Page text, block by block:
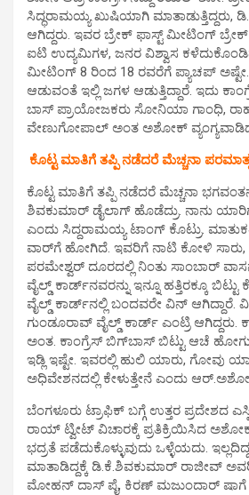
ಸಿದ್ಧರಾಮಯ್ಯ ಖುಷಿಯಾಗಿ
ಆಗಿದ್ದರು. ಇವರ ಬ್ರೇಕ್ ಫಾಸ್ಟ್ ಮೀಟಿಂಗ್
ಐಟಿ ಉದ್ಯಮಿಗಳ, ಜನರ ವಿಶ್ವಾಸ
ಮೀಟಿಂಗ್ 8 ರಿಂದ 18 ರವರೆಗೆ ಪ್ಯಾಚಪ್
ಆಡುವಂತೆ ಇಲ್ಲಿ ಜಗಳ ಆಡುತ್ತಿದ್ದಾರೆ. ಇದು
ಬಾಸ್ ಪ್ರಾಯೋಜಕರು ಸೋನಿಯಾ ಗಾಂಧಿ,
ವೇಣುಗೋಪಾಲ್ ಅಂತ ಅಶೋಕ್
ಕೊಟ್ಟ ಮಾತಿಗೆ ತಪ್ಪಿ ನಡೆದರೆ ಮೆಚ್ಚನಾ
ಕೊಟ್ಟ ಮಾತಿಗೆ ತಪ್ಪಿ ನಡೆದರೆ ಮೆಚ್ಚನಾ
ಶಿವಕುಮಾರ್ ಡೈಲಾಗ್ ಹೊಡೆದ್ರು. ನಾನು
ಎಂದು ಸಿದ್ದರಾಮಯ್ಯ ಟಾಂಗ್ ಕೊಟ್ರು.
ವಾರ್‌ಗೆ ಹೋಗಿದೆ. ಇವರಿಗೆ ನಾಟಿ ಕೋಳಿ ಸಾರು,
ಪರಮೇಶ್ವರ್ ದೂರದಲ್ಲಿ ನಿಂತು ಸಾಂಬಾರ್
ವೈಲ್ಡ್ ಕಾರ್ಡ್‌ನವರನ್ನು ಇನ್ನೂ ಹತ್ತಿರಕ್ಕೂ
ವೈಲ್ಡ್ ಕಾರ್ಡ್‌ನಲ್ಲಿ ಬಂದವರೇ ವಿನ್ ಆಗಿದ್ದಾರೆ.
ಗುಂಡೂರಾವ್ ವೈಲ್ಡ್ ಕಾರ್ಡ್ ಎಂಟ್ರಿ ಆಗಿದ್ದರು.
ಅಂತ. ಕಾಂಗ್ರೆಸ್ ಬಿಗ್‌ಬಾಸ್ ಬಿಟ್ಟು ಆಚೆ
ಇಡ್ಲಿ ಇಷ್ಟೇ. ಇವರಲ್ಲಿ ಹುಲಿ ಯಾರು, ಗೋವು
ಅಧಿವೇಶನದಲ್ಲಿ ಕೇಳುತ್ತೇನೆ ಎಂದು
ಬೆಂಗಳೂರು ಟ್ರಾಫಿಕ್ ಬಗ್ಗೆ ಉತ್ತರ ಪ್ರದೇಶದ
ರಾಯ್ ಟ್ವೀಟ್ ವಿಚಾರಕ್ಕೆ ಪ್ರತಿಕ್ರಿಯಿಸಿದ
ಭದ್ರತೆ ಪಡೆದುಕೊಳ್ಳುವುದು ಒಳ್ಳೆಯದು.
ಮಾತಾಡಿದ್ದಕ್ಕೆ ಡಿ.ಕೆ.ಶಿವಕುಮಾರ್ ರಾಜೀವ್
ಮೋಹನ್ ದಾಸ್ ಪೈ, ಕಿರಣ್ ಮಜುಂದಾರ್ ಷಾಗೆ